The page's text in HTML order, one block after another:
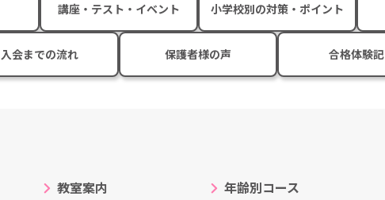
講座・テスト・イベント 小学校別の対策・ポイント
入会までの流れ 保護者様の声 合格体験記
教室案内 年齢別コース